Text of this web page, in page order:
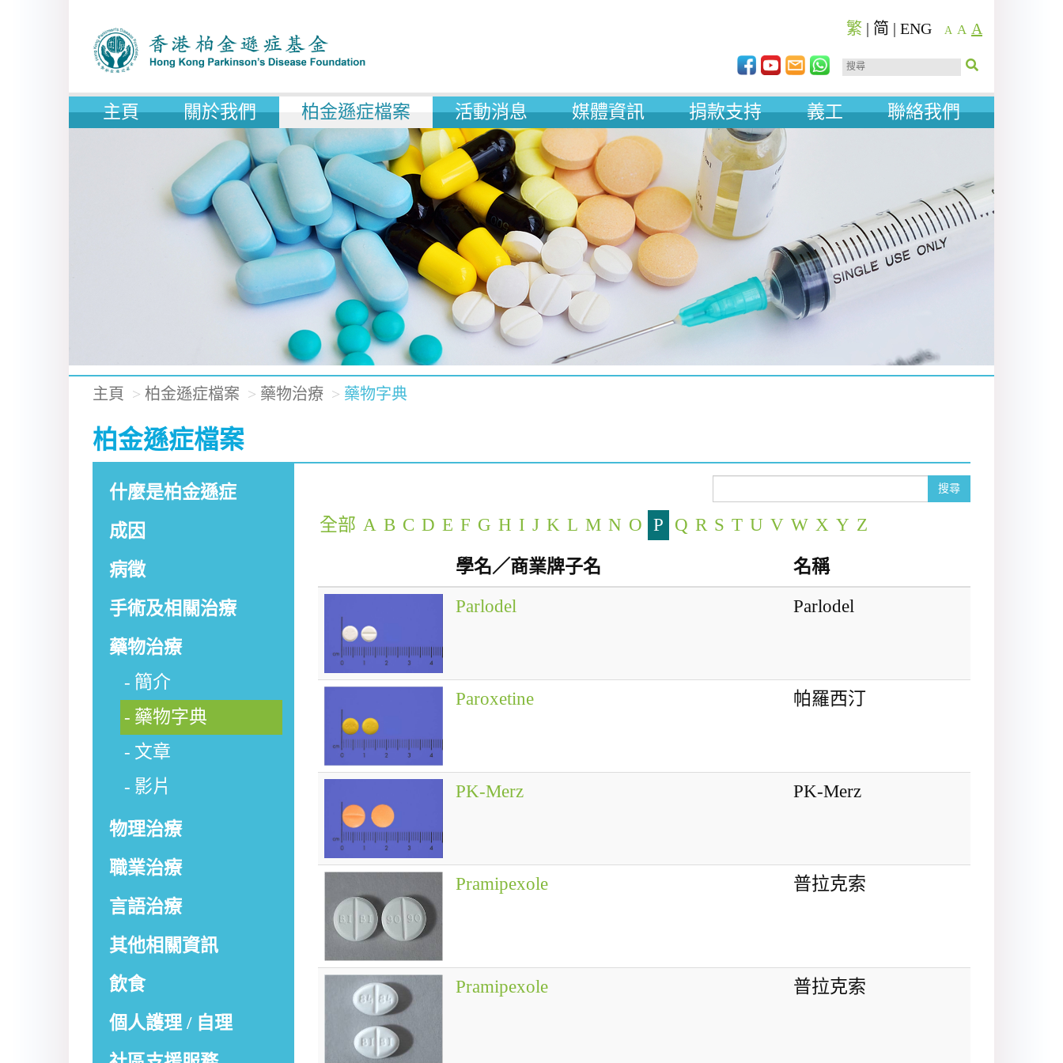
繁 | 简 | ENG A A A
主頁 關於我們 柏金遜症檔案 活動消息 媒體資訊 捐款支持 義工 聯絡我們
主頁 柏金遜症檔案 藥物治療 藥物字典
柏金遜症檔案
什麼是柏金遜症
成因
病徵
手術及相關治療
藥物治療
簡介
藥物字典
文章
影片
物理治療
職業治療
言語治療
其他相關資訊
飲食
個人護理 / 自理
搜尋
全部 A B C D E F G H I J K L M N O P Q R S T U V W X Y Z
學名／商業牌子名
名稱
Parlodel
Parlodel
Paroxetine 帕羅西汀
PK-Merz PK-Merz
Pramipexole 普拉克索
Pramipexole 普拉克索